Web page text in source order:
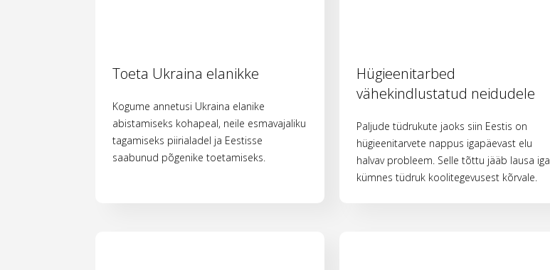
Toeta Ukraina elanikke
Kogume annetusi Ukraina elanike
abistamiseks kohapeal, neile esmavajaliku
tagamiseks piirialadel ja Eestisse
saabunud põgenike toetamiseks.
Hügieenitarbed
vähekindlustatud neidudele
Paljude tüdrukute jaoks siin Eestis on
hügieenitarvete nappus igapäevast elu
halvav probleem. Selle tõttu jääb lausa iga
kümnes tüdruk koolitegevusest kõrvale.